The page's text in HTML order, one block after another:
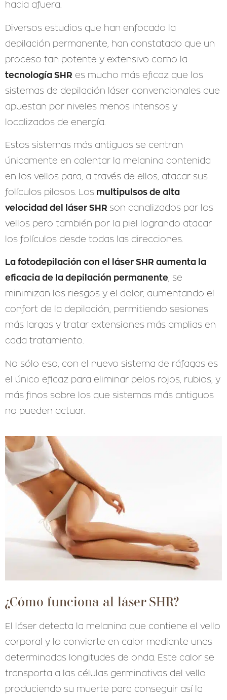
hacia afuera.
Diversos estudios que han enfocado la
depilación permanente, han constatado que un
proceso tan potente y extensivo como la
tecnología SHR es mucho más eficaz que los
sistemas de depilación láser convencionales que
apuestan por niveles menos intensos y
localizados de energía.
Estos sistemas más antiguos se centran
únicamente en calentar la melanina contenida
en los vellos para, a través de ellos, atacar sus
folículos pilosos. Los multipulsos de alta
velocidad del láser SHR son canalizados par los
vellos pero también por la piel logrando atacar
los folículos desde todas las direcciones.
La fotodepilación con el láser SHR aumenta la
eficacia de la depilación permanente , se
minimizan los riesgos y el dolor, aumentando el
confort de la depilación, permitiendo sesiones
más largas y tratar extensiones más amplias en
cada tratamiento.
No sólo eso, con el nuevo sistema de ráfagas es
el único eficaz para eliminar pelos rojos, rubios, y
más finos sobre los que sistemas más antiguos
no pueden actuar.
¿Cómo funciona al láser SHR?
El láser detecta la melanina que contiene el vello
corporal y lo convierte en calor mediante unas
determinadas longitudes de onda. Este calor se
transporta a las células germinativas del vello
produciendo su muerte para conseguir así la